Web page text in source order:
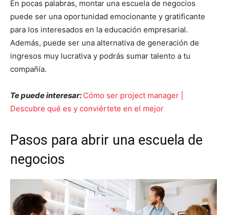
En pocas palabras, montar una escuela de negocios
puede ser una oportunidad emocionante y gratificante
para los interesados en la educación empresarial.
Además, puede ser una alternativa de generación de
ingresos muy lucrativa y podrás sumar talento a tu
compañía.
Te puede interesar: Cómo ser project manager |
Descubre qué es y conviértete en el mejor
Pasos para abrir una escuela de
negocios